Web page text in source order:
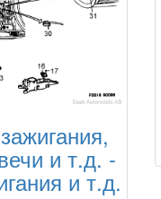
и т.д. -
и т.д.